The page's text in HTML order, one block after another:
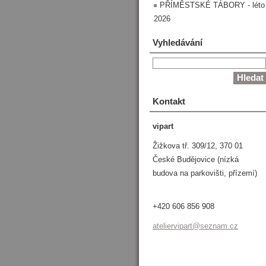
PŘÍMĚSTSKÉ TÁBORY - léto
2026
Vyhledávání
Kontakt
vipart
Žižkova tř. 309/12, 370 01
České Budějovice (nízká
budova na parkovišti, přízemí)
+420 606 856 908
ateliervipart@seznam.cz